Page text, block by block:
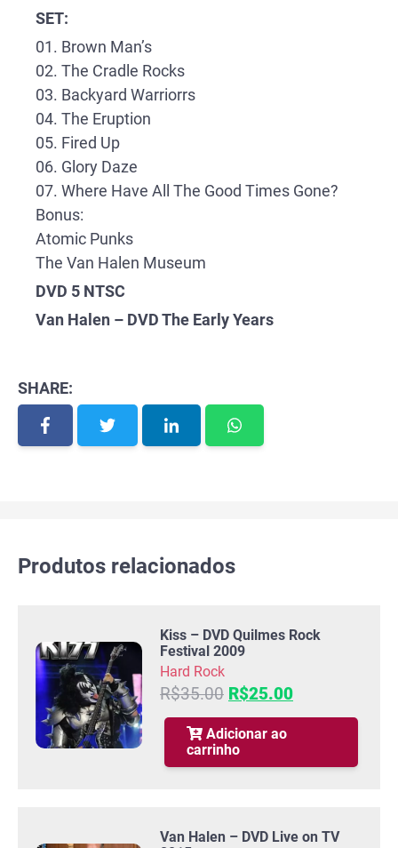
SET:
01. Brown Man’s
02. The Cradle Rocks
03. Backyard Warriorrs
04. The Eruption
05. Fired Up
06. Glory Daze
07. Where Have All The Good Times Gone?
Bonus:
Atomic Punks
The Van Halen Museum
DVD 5 NTSC
Van Halen – DVD The Early Years
SHARE:
Produtos relacionados
Kiss – DVD Quilmes Rock
Festival 2009
Hard Rock
R$35.00 O
preço
original
era:
R$35.00.
R$25.00O
preço
R$25.00.
Adicionar ao
carrinho
Van Halen – DVD Live on TV